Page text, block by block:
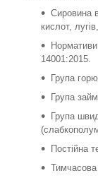
Сировина
кислот,
14001:2015.
Група
Група
Група
Постійна